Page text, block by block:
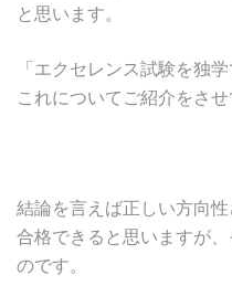
と思います。
「エクセレンス試験を独
これについてご紹介をさ
結論を言えば正しい方向
合格できると思いますが
のです。